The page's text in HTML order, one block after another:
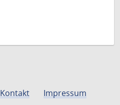
Kontakt
Impressum